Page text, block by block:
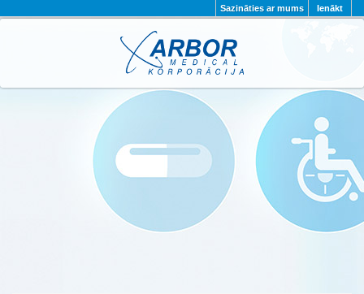
Ienākt
Sazināties ar mums
PAR MUMS PROJEKTI
KONTAKTI
PRIVĀTUMA POLITIKA